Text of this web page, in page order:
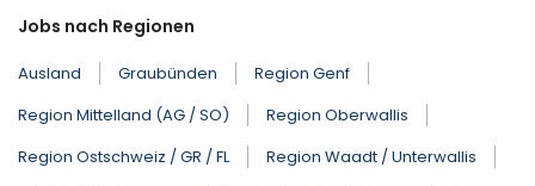
Jobs nach Regionen
Ausland Graubünden
Region Genf
Region Mittelland (AG / SO)
Region Oberwallis
Region Ostschweiz / GR / FL
Region Waadt / Unterwallis